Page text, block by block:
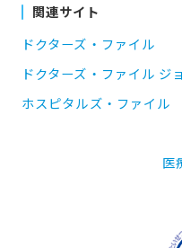
関連サイト
ドクターズ・ファイル
ドクターズ・ファイル ジ
ホスピタルズ・ファイル
医